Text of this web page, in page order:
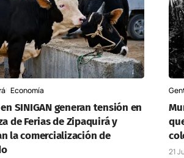
Economía
SINIGAN generan tensión en
de Ferias de Zipaquirá y
la comercialización de
21